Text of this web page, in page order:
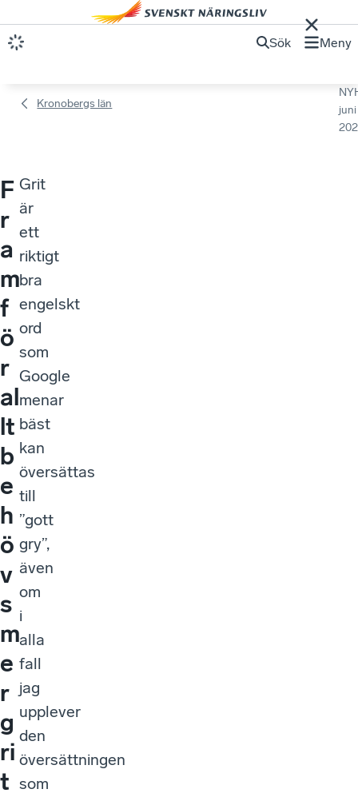
Sök Meny
Kronobergs län
juni
F
r
a
m
f
ö
r
al
lt
b
e
h
ö
v
s
m
e
r
g
ri
t
Grit
är
ett
riktigt
bra
engelskt
ord
som
Google
menar
bäst
kan
översättas
till
”gott
gry”,
även
om
i
alla
fall
jag
upplever
den
översättningen
som